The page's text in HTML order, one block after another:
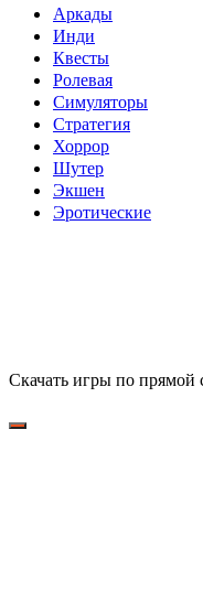
Аркады
Инди
Квесты
Ролевая
Симуляторы
Стратегия
Хоррор
Шутер
Экшен
Эротические
Скачать игры по прямой